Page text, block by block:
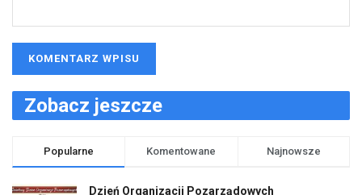
Zobacz jeszcze
Popularne Komentowane Najnowsze
Dzień Organizacji Pozarządowych